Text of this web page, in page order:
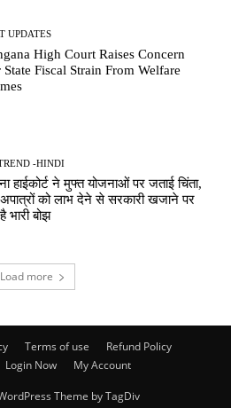
UPDATES
High Court Raises Concern
State Fiscal Strain From Welfare
-HINDI
हाईकोर्ट ने मुफ्त योजनाओं पर जताई चिंता,
को लाभ देने से सरकारी खजाने पर
भारी बोझ
Load more
Terms of use
Refund Policy
Login Now My Account
Theme by TagDiv